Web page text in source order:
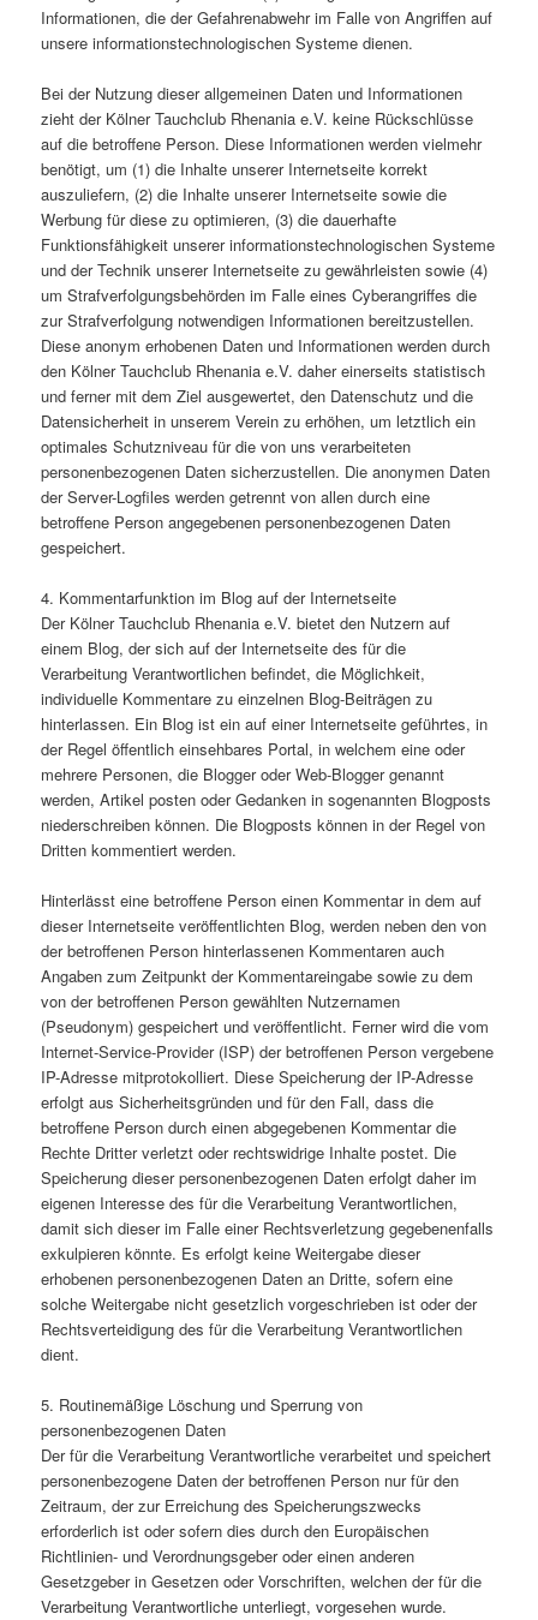
Informationen, die der Gefahrenabwehr im Falle von Angriffen auf
unsere informationstechnologischen Systeme dienen.
Bei der Nutzung dieser allgemeinen Daten und Informationen
zieht der Kölner Tauchclub Rhenania e.V. keine Rückschlüsse
auf die betroffene Person. Diese Informationen werden vielmehr
benötigt, um (1) die Inhalte unserer Internetseite korrekt
auszuliefern, (2) die Inhalte unserer Internetseite sowie die
Werbung für diese zu optimieren, (3) die dauerhafte
Funktionsfähigkeit unserer informationstechnologischen Systeme
und der Technik unserer Internetseite zu gewährleisten sowie (4)
um Strafverfolgungsbehörden im Falle eines Cyberangriffes die
zur Strafverfolgung notwendigen Informationen bereitzustellen.
Diese anonym erhobenen Daten und Informationen werden durch
den Kölner Tauchclub Rhenania e.V. daher einerseits statistisch
und ferner mit dem Ziel ausgewertet, den Datenschutz und die
Datensicherheit in unserem Verein zu erhöhen, um letztlich ein
optimales Schutzniveau für die von uns verarbeiteten
personenbezogenen Daten sicherzustellen. Die anonymen Daten
der Server-Logfiles werden getrennt von allen durch eine
betroffene Person angegebenen personenbezogenen Daten
gespeichert.
4. Kommentarfunktion im Blog auf der Internetseite
Der Kölner Tauchclub Rhenania e.V. bietet den Nutzern auf
einem Blog, der sich auf der Internetseite des für die
Verarbeitung Verantwortlichen befindet, die Möglichkeit,
individuelle Kommentare zu einzelnen Blog-Beiträgen zu
hinterlassen. Ein Blog ist ein auf einer Internetseite geführtes, in
der Regel öffentlich einsehbares Portal, in welchem eine oder
mehrere Personen, die Blogger oder Web-Blogger genannt
werden, Artikel posten oder Gedanken in sogenannten Blogposts
niederschreiben können. Die Blogposts können in der Regel von
Dritten kommentiert werden.
Hinterlässt eine betroffene Person einen Kommentar in dem auf
dieser Internetseite veröffentlichten Blog, werden neben den von
der betroffenen Person hinterlassenen Kommentaren auch
Angaben zum Zeitpunkt der Kommentareingabe sowie zu dem
von der betroffenen Person gewählten Nutzernamen
(Pseudonym) gespeichert und veröffentlicht. Ferner wird die vom
Internet-Service-Provider (ISP) der betroffenen Person vergebene
IP-Adresse mitprotokolliert. Diese Speicherung der IP-Adresse
erfolgt aus Sicherheitsgründen und für den Fall, dass die
betroffene Person durch einen abgegebenen Kommentar die
Rechte Dritter verletzt oder rechtswidrige Inhalte postet. Die
Speicherung dieser personenbezogenen Daten erfolgt daher im
eigenen Interesse des für die Verarbeitung Verantwortlichen,
damit sich dieser im Falle einer Rechtsverletzung gegebenenfalls
exkulpieren könnte. Es erfolgt keine Weitergabe dieser
erhobenen personenbezogenen Daten an Dritte, sofern eine
solche Weitergabe nicht gesetzlich vorgeschrieben ist oder der
Rechtsverteidigung des für die Verarbeitung Verantwortlichen
dient.
5. Routinemäßige Löschung und Sperrung von
personenbezogenen Daten
Der für die Verarbeitung Verantwortliche verarbeitet und speichert
personenbezogene Daten der betroffenen Person nur für den
Zeitraum, der zur Erreichung des Speicherungszwecks
erforderlich ist oder sofern dies durch den Europäischen
Richtlinien- und Verordnungsgeber oder einen anderen
Gesetzgeber in Gesetzen oder Vorschriften, welchen der für die
Verarbeitung Verantwortliche unterliegt, vorgesehen wurde.